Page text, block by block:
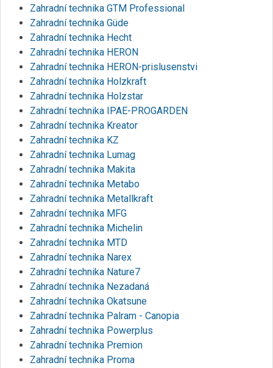
Zahradní technika GTM Professional
Zahradní technika Güde
Zahradní technika Hecht
Zahradní technika HERON
Zahradní technika HERON-prislusenstvi
Zahradní technika Holzkraft
Zahradní technika Holzstar
Zahradní technika IPAE-PROGARDEN
Zahradní technika Kreator
Zahradní technika KZ
Zahradní technika Lumag
Zahradní technika Makita
Zahradní technika Metabo
Zahradní technika Metallkraft
Zahradní technika MFG
Zahradní technika Michelin
Zahradní technika MTD
Zahradní technika Narex
Zahradní technika Nature7
Zahradní technika Nezadaná
Zahradní technika Okatsune
Zahradní technika Palram - Canopia
Zahradní technika Powerplus
Zahradní technika Premion
Zahradní technika Proma